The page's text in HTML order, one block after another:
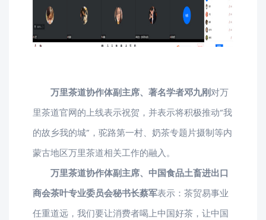
万里茶道协作体副主席、著名学者邓九刚对万
里茶道官网的上线表示祝贺，并表示将积极推动“我
的故乡我的城”，驼路第一村、奶茶专题片摄制等内
蒙古地区万里茶道相关工作的融入。
万里茶道协作体副主席、中国食品土畜进出口
商会茶叶专业委员会秘书长蔡军表示：茶贸易事业
任重道远，我们要让消费者喝上中国好茶，让中国